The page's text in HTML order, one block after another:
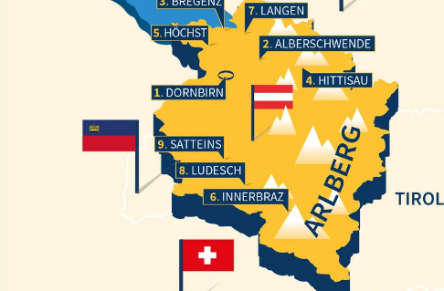
Dornbirn
Bregenz
Langen
Ludesch
Innerbraz
Alberschwende
Höchst